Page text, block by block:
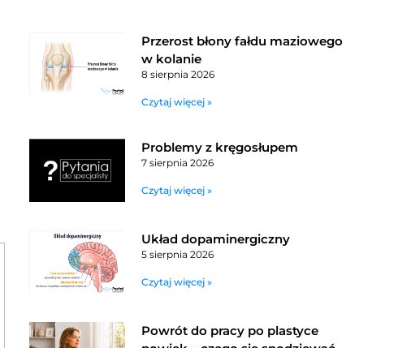
Przerost błony fałdu maziowego
w kolanie
8 sierpnia 2026
Czytaj więcej »
Problemy z kręgosłupem
7 sierpnia 2026
Czytaj więcej »
Układ dopaminergiczny
5 sierpnia 2026
Czytaj więcej »
Powrót do pracy po plastyce